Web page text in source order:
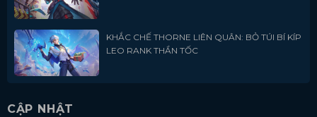
KHẮC CHẾ THORNE LIÊN QUÂN: BỎ TÚI BÍ KÍP
LEO RANK THẦN TỐC
CẬP NHẬT